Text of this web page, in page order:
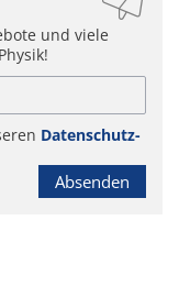
und viele
Datenschutz-
Absenden